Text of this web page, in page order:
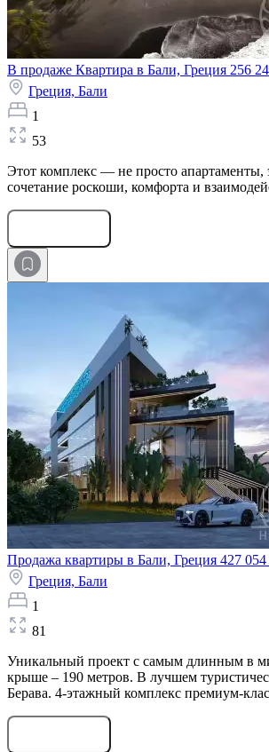
В продаже Квартира в Бали, Греция 256
Греция, Бали
1
53
Этот комплекс — не просто апартаменты,
сочетание роскоши, комфорта и
Продажа квартиры в Бали, Греция 427 054
Греция, Бали
1
81
Уникальный проект с самым длинным в
крыше – 190 метров. В лучшем
Берава. 4-этажный комплекс премиум-